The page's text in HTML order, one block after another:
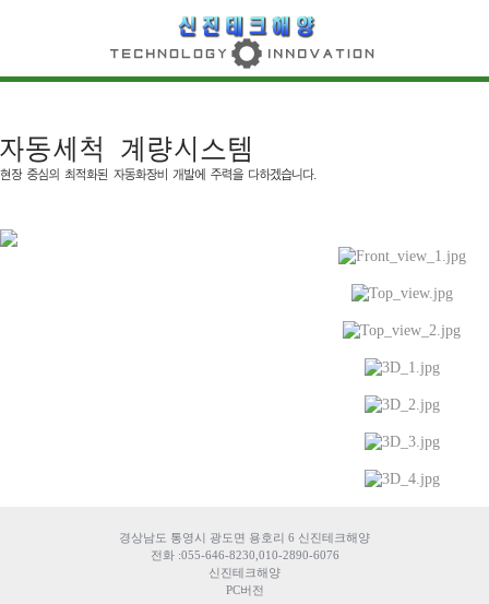
경상남도 통영시 광도면 용호리 6 신진테크해양
전화 :055-646-8230,010-2890-6076
신진테크해양
PC버전